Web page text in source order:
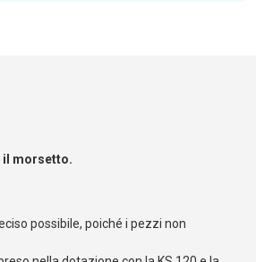
il morsetto.
possibile, poiché i pezzi non